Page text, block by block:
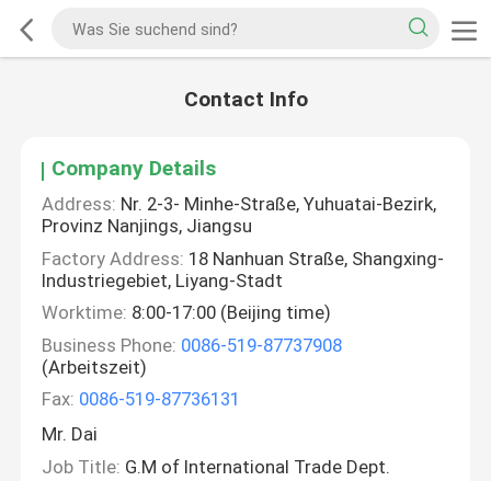
Contact Info
Company Details
Address: Nr. 2-3- Minhe-Straße, Yuhuatai-Bezirk,
Provinz Nanjings, Jiangsu
Factory Address: 18 Nanhuan Straße, Shangxing-
Industriegebiet, Liyang-Stadt
Worktime: 8:00-17:00 (Beijing time)
Business Phone: 0086-519-87737908
(Arbeitszeit)
Fax: 0086-519-87736131
Mr. Dai
Job Title: G.M of International Trade Dept.